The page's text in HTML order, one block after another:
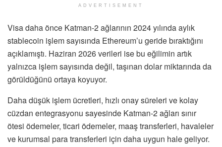
ADVERTISEMENT
Visa daha önce Katman-2 ağlarının 2024 yılında aylık
stablecoin işlem sayısında Ethereum’u geride bıraktığını
açıklamıştı. Haziran 2026 verileri ise bu eğilimin artık
yalnızca işlem sayısında değil, taşınan dolar miktarında da
görüldüğünü ortaya koyuyor.
Daha düşük işlem ücretleri, hızlı onay süreleri ve kolay
cüzdan entegrasyonu sayesinde Katman-2 ağları sınır
ötesi ödemeler, ticari ödemeler, maaş transferleri, havaleler
ve kurumsal para transferleri için daha uygun hale geliyor.